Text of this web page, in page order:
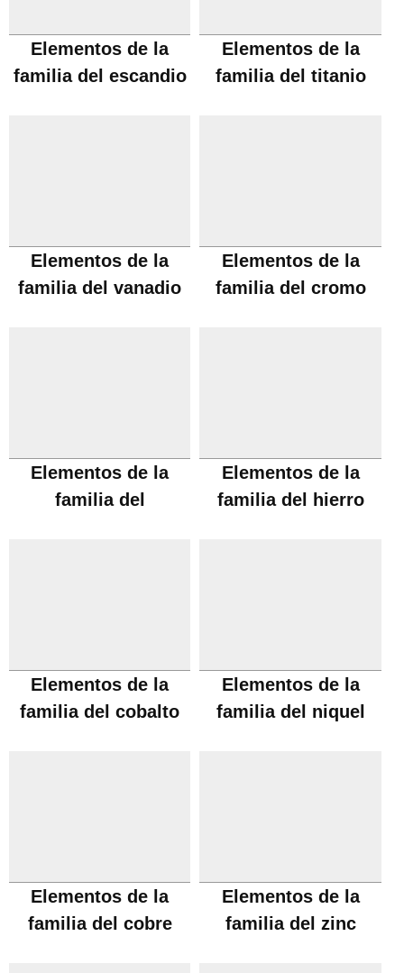
Elementos de la
familia del escandio
Elementos de la
familia del titanio
Elementos de la
familia del vanadio
Elementos de la
familia del cromo
Elementos de la
familia del
Elementos de la
familia del hierro
Elementos de la
familia del cobalto
Elementos de la
familia del niquel
Elementos de la
familia del cobre
Elementos de la
familia del zinc